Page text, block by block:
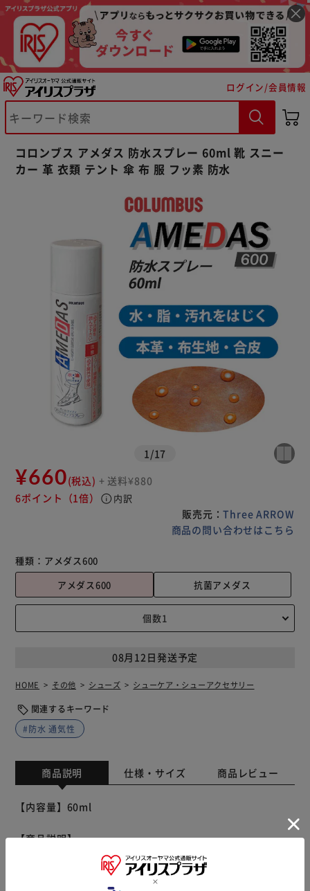
ログイン/会員情報
コロンブス アメダス 防水スプレー 60ml 靴 スニー
カー 革 衣類 テント 傘 布 服 フッ素 防水
1 /17
¥660(税込) + 送料¥880
6ポイント （1倍） info 内訳
販売元：Three ARROW
商品の問い合わせはこちら
種類： アメダス600
アメダス600
抗菌アメダス
08月12日発送予定
HOME その他 シューズ シューケア・シューアクセサリー
関連するキーワード
#防水 通気性
商品説明 仕様・サイズ 商品レビュー
【内容量】60ml
【商品説明】
皮革の柔軟性や通気性を損なうことなく、防水・撥水・撥
油・防汚の効果を与え、革製品を保護するプロテクティブス
※ご確認ください
カートに入れる 購入手続きへ